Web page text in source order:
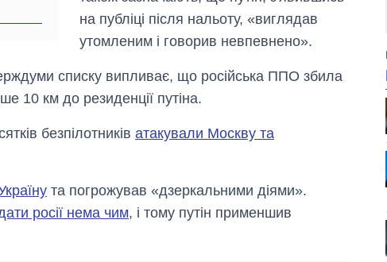
на публіці після нальоту, «виглядав
утомленим і говорив невпевнено».
списку випливає, що російська ППО збила
10 км до резиденції путіна.
безпілотників атакували Москву та
та погрожував «дзеркальними діями».
росії нема чим, і тому путін применшив
рф